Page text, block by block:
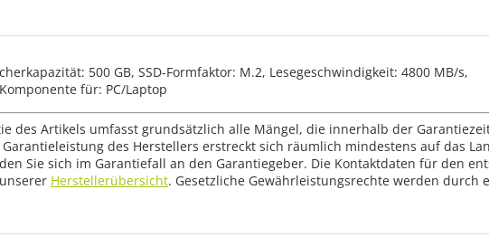
500 GB, SSD-Formfaktor: M.2, Lesegeschwindigkeit: 4800 MB/s,
für: PC/Laptop
des Artikels umfasst grundsätzlich alle Mängel, die innerhalb der
des Herstellers erstreckt sich räumlich mindestens auf das
Sie sich im Garantiefall an den Garantiegeber. Die Kontaktdaten für den
Herstellerübersicht. Gesetzliche Gewährleistungsrechte werden durch